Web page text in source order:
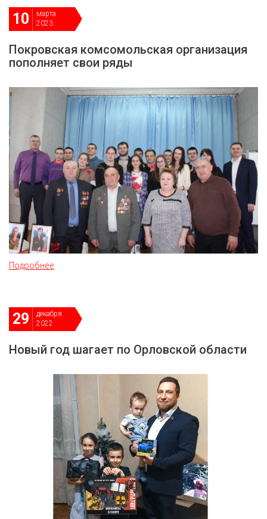
Вход Регистрация
10
марта
2023
Покровская комсомольская организация
пополняет свои ряды
Подробнее
29
декабря
2022
Новый год шагает по Орловской области